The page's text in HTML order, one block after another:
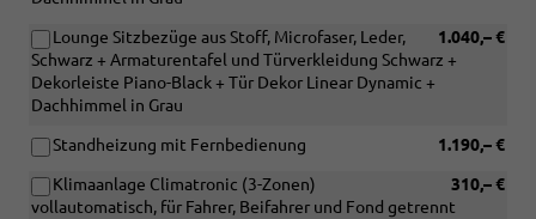
1.040,– €
Lounge Sitzbezüge aus Stoff, Microfaser, Leder,
Schwarz + Armaturentafel und Türverkleidung Schwarz +
Dekorleiste Piano-Black + Tür Dekor Linear Dynamic +
Dachhimmel in Grau
1.190,– €
Standheizung mit Fernbedienung
310,– €
Klimaanlage Climatronic (3-Zonen)
vollautomatisch, für Fahrer, Beifahrer und Fond getrennt